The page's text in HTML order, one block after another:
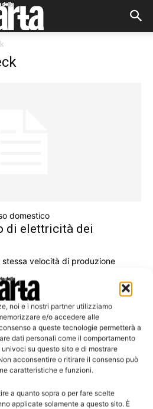
noi e i nostri partner utilizziamo
e/o accedere alle
a queste tecnologie permetterà a
dati personali come il comportamento
su questo sito e di mostrare
acconsentire o ritirare il consenso può
caratteristiche e funzioni.
a quanto sopra o per fare scelte
applicate solamente a questo sito. È
domestico
di elettricità dei
stessa velocità di produzione